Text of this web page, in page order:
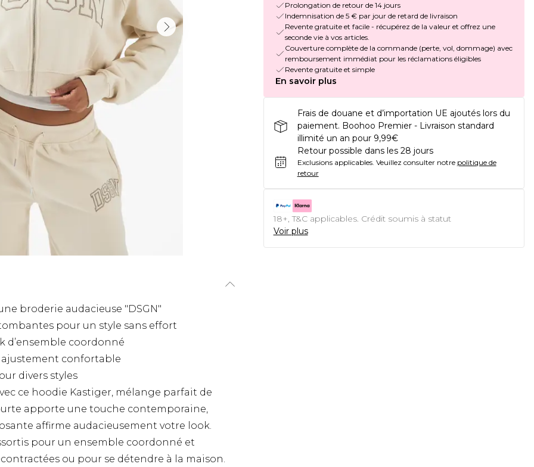
broderie audacieuse "DSGN"
pour un style sans effort
d’ensemble coordonné
confortable
divers styles
ce hoodie Kastiger, mélange parfait de
apporte une touche contemporaine,
affirme audacieusement votre look.
pour un ensemble coordonné et
ou pour se détendre à la maison.
Prolongation de retour de 14 jours
Indemnisation de 5 € par jour de retard de livraison
Revente gratuite et facile - récupérez de la valeur et offrez une
seconde vie à vos articles.
Couverture complète de la commande (perte, vol, dommage) avec
remboursement immédiat pour les réclamations éligibles
Revente gratuite et simple
En savoir plus
Frais de douane et d’importation UE ajoutés lors du
paiement. Boohoo Premier - Livraison standard
illimité un an pour 9,99€
Retour possible dans les 28 jours
Exclusions applicables. Veuillez consulter notre politique de
retour
18+, T&C applicables. Crédit soumis à statut
Voir plus